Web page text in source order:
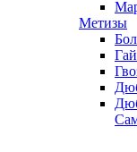
Метизы